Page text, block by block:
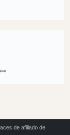
de afiliado de